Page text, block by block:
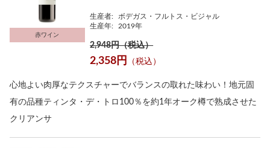
赤ワイン
生産者:
ボデガス・フルトス・ビジャル
生産年:
2019年
2,948円（税込）
2,358円 （税込）
心地よい肉厚なテクスチャーでバランスの取れた味わい！地元固
有の品種ティンタ・デ・トロ100％を約1年オーク樽で熟成させた
クリアンサ